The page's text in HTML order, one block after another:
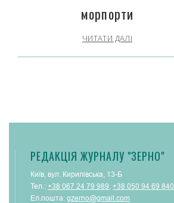
морпорти
ЧИТАТИ ДАЛІ
РЕДАКЦІЯ ЖУРНАЛУ "ЗЕРНО"
Київ, вул. Кирилівська, 13-Б
Тел.: +38 067 24 79 989 +38 050 94 69 840
Ел.пошта: gzerno@gmail.com